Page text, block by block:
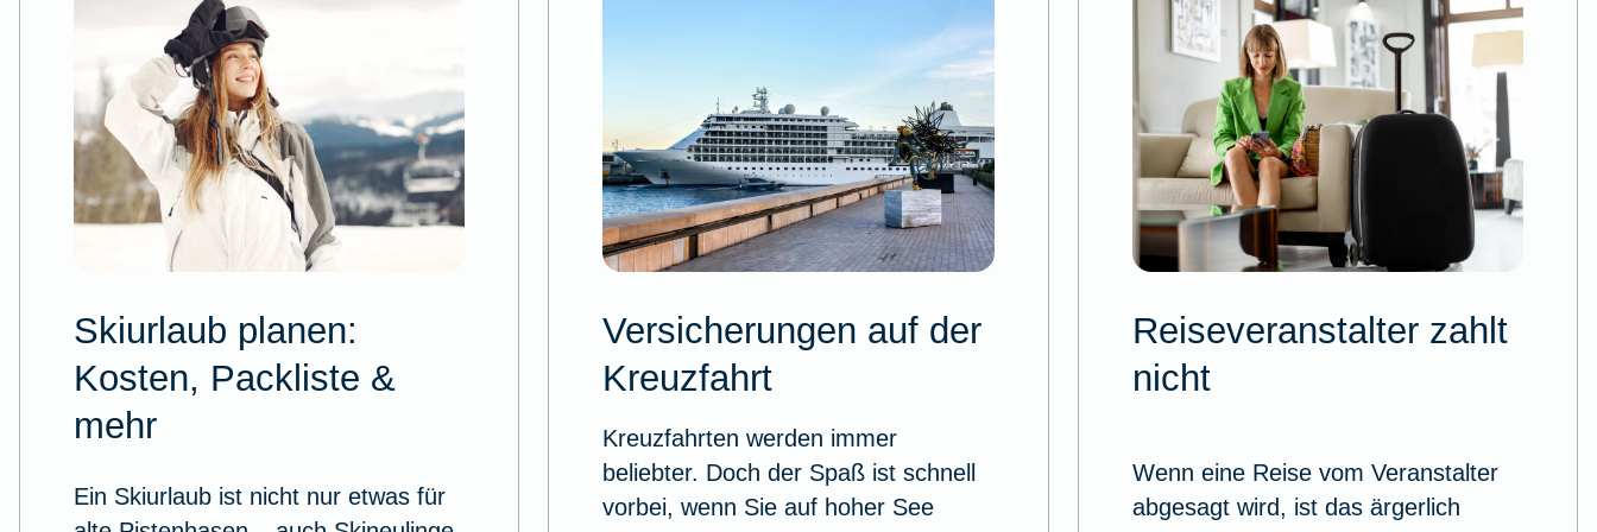
Skiurlaub planen:
Kosten, Packliste &
mehr
Ein Skiurlaub ist nicht nur etwas für
Versicherungen auf der
Kreuzfahrt
Kreuzfahrten werden immer
beliebter. Doch der Spaß ist schnell
vorbei, wenn Sie auf hoher See
Reiseveranstalter zahlt
nicht
Wenn eine Reise vom Veranstalter
abgesagt wird, ist das ärgerlich